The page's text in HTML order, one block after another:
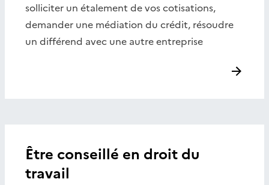
solliciter un étalement de vos cotisations,
demander une médiation du crédit, résoudre
un différend avec une autre entreprise
Être conseillé en droit du
travail